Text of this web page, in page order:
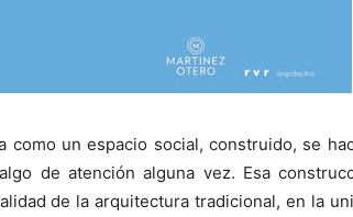
un espacio social, construido, se
de atención alguna vez. Esa
de la arquitectura tradicional, en la